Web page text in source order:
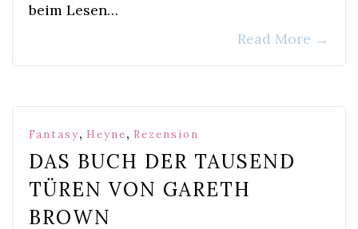
beim Lesen…
Read More →
Fantasy, Heyne, Rezension
DAS BUCH DER TAUSEND
TÜREN VON GARETH
BROWN